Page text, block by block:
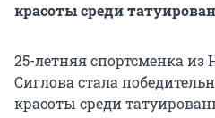
красоты среди
25-летняя спортсменка из
Сиглова стала
красоты среди